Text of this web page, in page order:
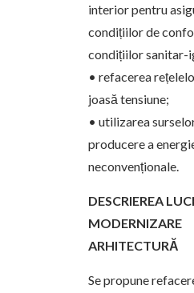
interior pentru
condițiilor de
condițiilor sanitar-
• refacerea
joasă tensiune;
• utilizarea
producere a
neconvenționale.
DESCRIEREA
MODERNIZARE
ARHITECTURĂ
Se propune